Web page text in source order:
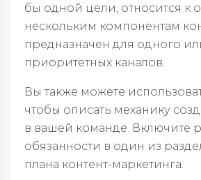
бы одной цели, относится к
нескольким компонентам
предназначен для одного
приоритетных каналов.
Вы также можете
чтобы описать механику
в вашей команде. Включите
обязанности в один из
плана контент-маркетинга.